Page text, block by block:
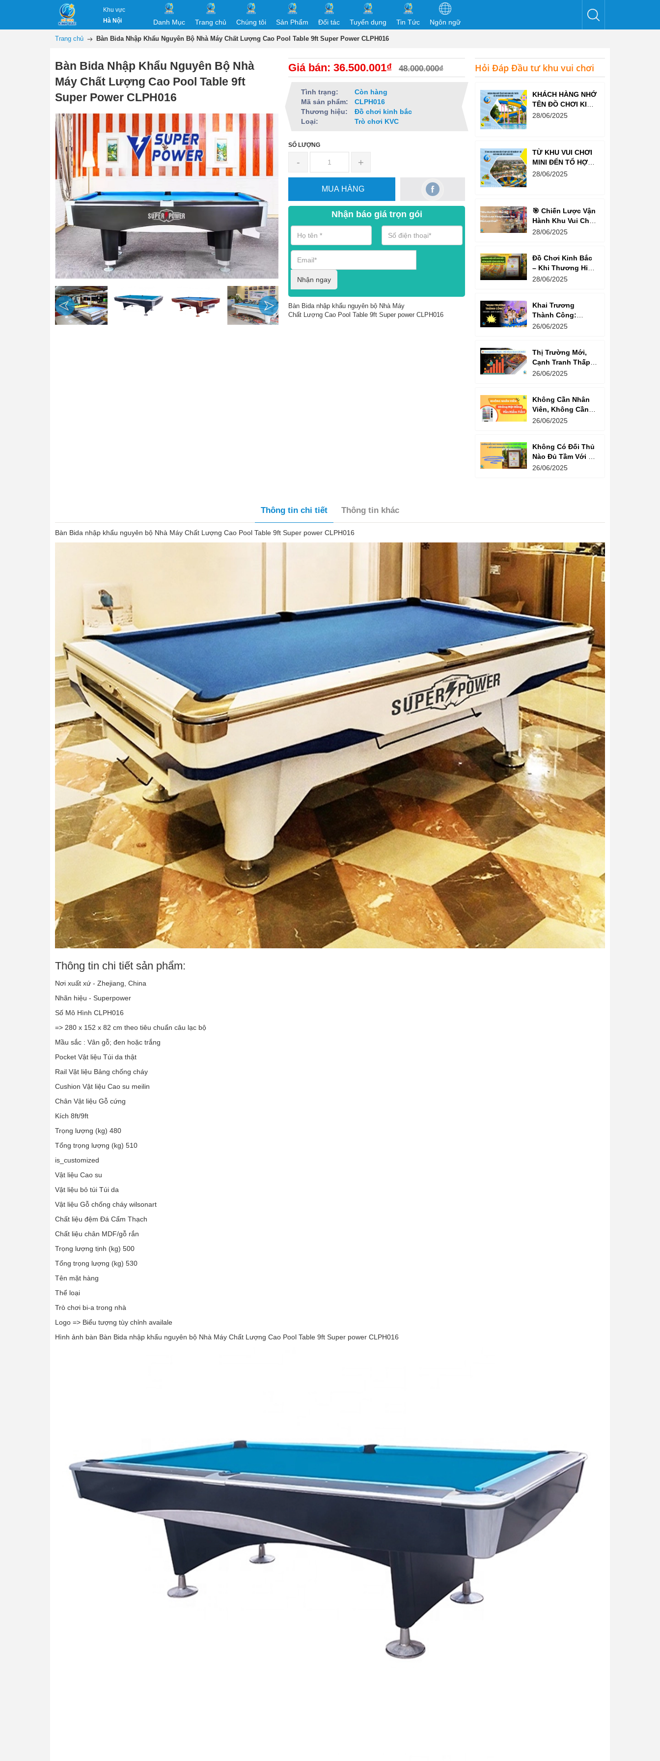
Khu vực
Hà Nội
Danh Mục Trang chủ Chúng tôi Sản Phẩm Đối tác Tuyển dụng Tin Tức Ngôn ngữ
Trang chủ Bàn Bida Nhập Khẩu Nguyên Bộ Nhà Máy Chất Lượng Cao Pool Table 9ft Super Power CLPH016
Bàn Bida Nhập Khẩu Nguyên Bộ Nhà
Máy Chất Lượng Cao Pool Table 9ft
Super Power CLPH016
Giá bán: 36.500.001₫ 48.000.000₫
Tình trạng:
Còn hàng
Mã sản phẩm:
CLPH016
Thương hiệu:
Đồ chơi kinh bắc
Loại:
Trò chơi KVC
SỐ LƯỢNG
- +
MUA HÀNG
Nhận báo giá trọn gói
Nhận ngay
Bàn Bida nhập khẩu nguyên bộ Nhà Máy
Chất Lượng Cao Pool Table 9ft Super power CLPH016
Hỏi Đáp Đầu tư khu vui chơi
KHÁCH HÀNG NHỚ
TÊN ĐỒ CHƠI KINH
BẮC TRƯỚC CẢ
28/06/2025
TỪ KHU VUI CHƠI
MINI ĐẾN TỔ HỢP
GIẢI TRÍ NGHÌN M²
28/06/2025
🎯 Chiến Lược Vận
Hành Khu Vui Chơi
3 Thế Hệ – Tối Đa
28/06/2025
Đồ Chơi Kinh Bắc
– Khi Thương Hiệu
Vững Mạnh Bắt
28/06/2025
Khai Trương
Thành Công:
Khách Nườm
Quyết Là Gì?
26/06/2025
Thị Trường Mới,
Cạnh Tranh Thấp –
Trampoline Park Là
26/06/2025
Không Cần Nhân
Viên, Không Cần
Cửa Hàng – Chỉ
26/06/2025
Không Có Đối Thủ
Nào Đủ Tầm Với Đồ
Chơi Kinh Bắc
26/06/2025
Thông tin chi tiết Thông tin khác
Bàn Bida nhập khẩu nguyên bộ Nhà Máy Chất Lượng Cao Pool Table 9ft Super power CLPH016
Thông tin chi tiết sản phẩm:
Nơi xuất xứ - Zhejiang, China
Nhãn hiệu - Superpower
Số Mô Hình CLPH016
=> 280 x 152 x 82 cm theo tiêu chuẩn câu lạc bộ
Mầu sắc : Vân gỗ; đen hoặc trắng
Pocket Vật liệu Túi da thật
Rail Vật liệu Bảng chống cháy
Cushion Vật liệu Cao su meilin
Chân Vật liệu Gỗ cứng
Kích 8ft/9ft
Trọng lượng (kg) 480
Tổng trọng lượng (kg) 510
is_customized
Vật liệu Cao su
Vật liệu bỏ túi Túi da
Vật liệu Gỗ chống cháy wilsonart
Chất liệu đệm Đá Cẩm Thạch
Chất liệu chân MDF/gỗ rắn
Trọng lượng tịnh (kg) 500
Tổng trọng lượng (kg) 530
Tên mặt hàng
Thể loại
Trò chơi bi-a trong nhà
Logo => Biểu tượng tùy chỉnh availale
Hình ảnh bàn Bàn Bida nhập khẩu nguyên bộ Nhà Máy Chất Lượng Cao Pool Table 9ft Super power CLPH016